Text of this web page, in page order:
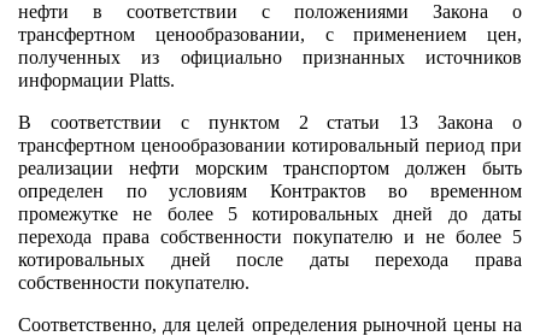
нефти в соответствии с положениями Закона о
трансфертном ценообразовании, с применением цен,
полученных из официально признанных источников
информации Platts.
В соответствии с пунктом 2 статьи 13 Закона о
трансфертном ценообразовании котировальный период при
реализации нефти морским транспортом должен быть
определен по условиям Контрактов во временном
промежутке не более 5 котировальных дней до даты
перехода права собственности покупателю и не более 5
котировальных дней после даты перехода права
собственности покупателю.
Соответственно, для целей определения рыночной цены на